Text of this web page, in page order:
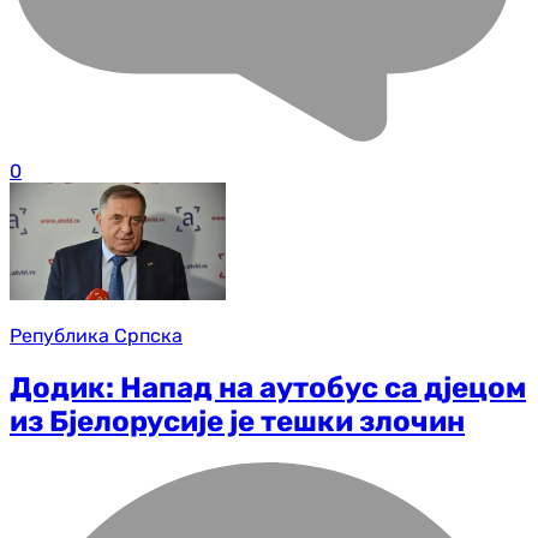
0
Република Српска
Додик: Напад на аутобус са дјецом
из Бјелорусије је тешки злочин